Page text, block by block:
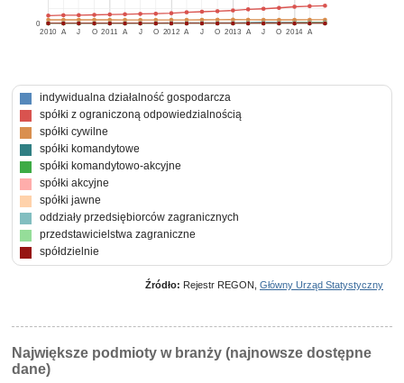
2010 2011 2012 2013 2014
A J O A J O A J O A J O A
0
indywidualna działalność gospodarcza
spółki z ograniczoną odpowiedzialnością
spółki cywilne
spółki komandytowe
spółki komandytowo-akcyjne
spółki akcyjne
spółki jawne
oddziały przedsiębiorców zagranicznych
przedstawicielstwa zagraniczne
spółdzielnie
Źródło: Rejestr REGON, Główny Urząd Statystyczny
Największe podmioty w branży (najnowsze dostępne
dane)